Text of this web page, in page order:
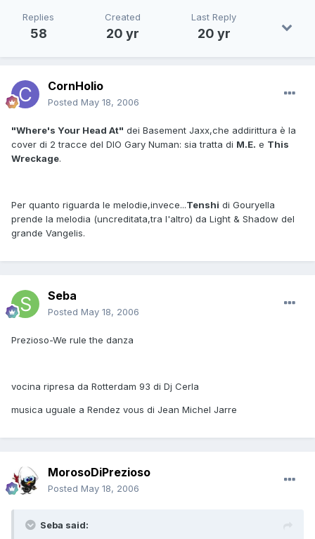
Replies
58
Created
20 yr
Last Reply
20 yr
CornHolio
Posted May 18, 2006
"Where's Your Head At" dei Basement Jaxx,che addirittura è la
cover di 2 tracce del DIO Gary Numan: sia tratta di M.E. e This
Wreckage.
Per quanto riguarda le melodie,invece...Tenshi di Gouryella
prende la melodia (uncreditata,tra l'altro) da Light & Shadow del
grande Vangelis.
Seba
Posted May 18, 2006
Prezioso-We rule the danza
vocina ripresa da Rotterdam 93 di Dj Cerla
musica uguale a Rendez vous di Jean Michel Jarre
MorosoDiPrezioso
Posted May 18, 2006
Seba said: